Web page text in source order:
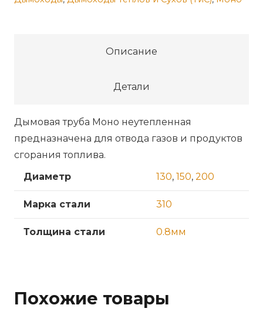
Описание
Детали
Дымовая труба Моно неутепленная
предназначена для отвода газов и продуктов
сгорания топлива.
Диаметр
130, 150, 200
Марка стали 310
Толщина стали 0.8мм
Похожие товары